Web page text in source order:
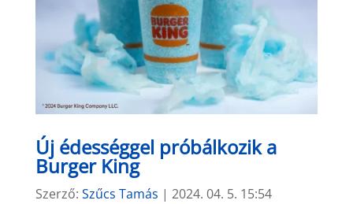
Új édességgel próbálkozik a
Burger King
Szerző: Szűcs Tamás | 2024. 04. 5. 15:54